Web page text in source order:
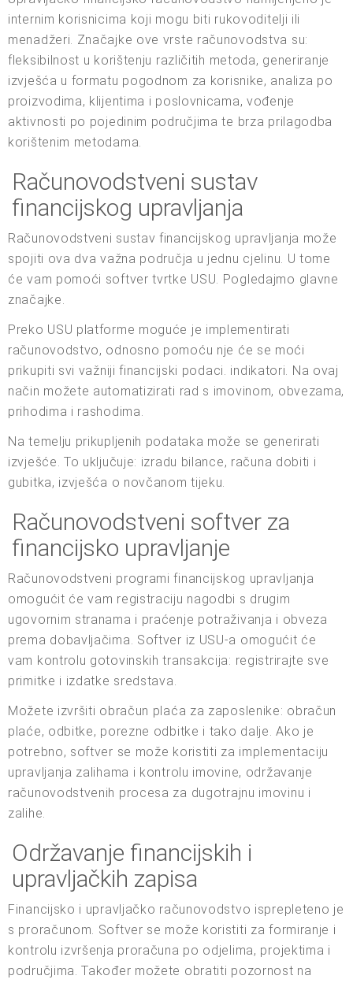
internim korisnicima koji mogu biti rukovoditelji ili
menadžeri. Značajke ove vrste računovodstva su:
fleksibilnost u korištenju različitih metoda, generiranje
izvješća u formatu pogodnom za korisnike, analiza po
proizvodima, klijentima i poslovnicama, vođenje
aktivnosti po pojedinim područjima te brza prilagodba
korištenim metodama.
Računovodstveni sustav
financijskog upravljanja
Računovodstveni sustav financijskog upravljanja može
spojiti ova dva važna područja u jednu cjelinu. U tome
će vam pomoći softver tvrtke USU. Pogledajmo glavne
značajke.
Preko USU platforme moguće je implementirati
računovodstvo, odnosno pomoću nje će se moći
prikupiti svi važniji financijski podaci. indikatori. Na ovaj
način možete automatizirati rad s imovinom, obvezama,
prihodima i rashodima.
Na temelju prikupljenih podataka može se generirati
izvješće. To uključuje: izradu bilance, računa dobiti i
gubitka, izvješća o novčanom tijeku.
Računovodstveni softver za
financijsko upravljanje
Računovodstveni programi financijskog upravljanja
omogućit će vam registraciju nagodbi s drugim
ugovornim stranama i praćenje potraživanja i obveza
prema dobavljačima. Softver iz USU-a omogućit će
vam kontrolu gotovinskih transakcija: registrirajte sve
primitke i izdatke sredstava.
Možete izvršiti obračun plaća za zaposlenike: obračun
plaće, odbitke, porezne odbitke i tako dalje. Ako je
potrebno, softver se može koristiti za implementaciju
upravljanja zalihama i kontrolu imovine, održavanje
računovodstvenih procesa za dugotrajnu imovinu i
zalihe.
Održavanje financijskih i
upravljačkih zapisa
Financijsko i upravljačko računovodstvo isprepleteno je
s proračunom. Softver se može koristiti za formiranje i
kontrolu izvršenja proračuna po odjelima, projektima i
područjima. Također možete obratiti pozornost na